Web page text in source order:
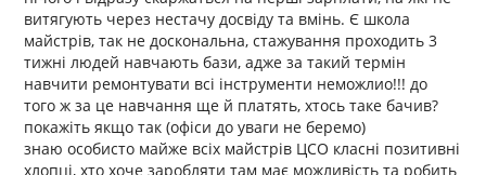
витягують через нестачу досвіду та вмінь. Є школа
майстрів, так не доскональна, стажування проходить 3
тижні людей навчають бази, адже за такий термін
навчити ремонтувати всі інструменти неможлио!!! до
того ж за це навчання ще й платять, хтось таке бачив?
покажіть якщо так (офіси до уваги не беремо)
знаю особисто майже всіх майстрів ЦСО класні позитивні
хлопці, хто хоче заробляти там має можливість та робить